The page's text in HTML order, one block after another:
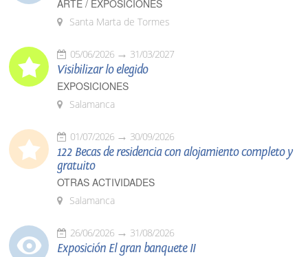
ARTE / EXPOSICIONES
Santa Marta de Tormes
05/06/2026 31/03/2027
Visibilizar lo elegido
EXPOSICIONES
Salamanca
01/07/2026 30/09/2026
122 Becas de residencia con alojamiento completo y
gratuito
OTRAS ACTIVIDADES
Salamanca
26/06/2026 31/08/2026
Exposición El gran banquete II